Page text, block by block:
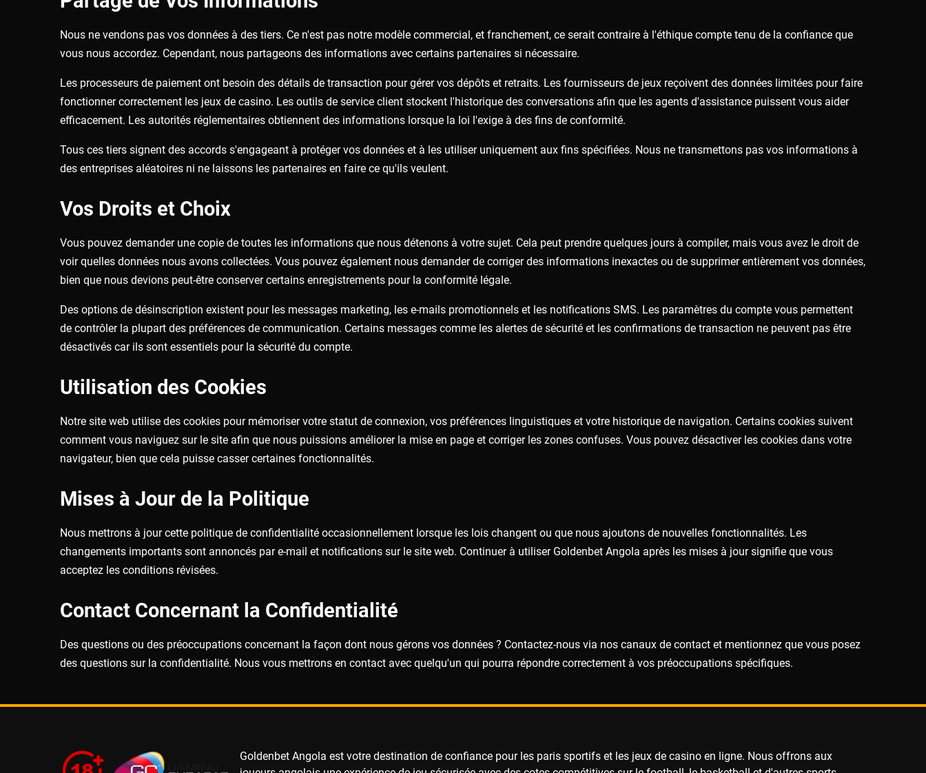
Nous ne vendons pas vos données à des tiers. Ce n'est pas notre modèle commercial, et franchement, ce serait contraire à l'éthique compte tenu de la confiance que
vous nous accordez. Cependant, nous partageons des informations avec certains partenaires si nécessaire.
Les processeurs de paiement ont besoin des détails de transaction pour gérer vos dépôts et retraits. Les fournisseurs de jeux reçoivent des données limitées pour faire
fonctionner correctement les jeux de casino. Les outils de service client stockent l'historique des conversations afin que les agents d'assistance puissent vous aider
efficacement. Les autorités réglementaires obtiennent des informations lorsque la loi l'exige à des fins de conformité.
Tous ces tiers signent des accords s'engageant à protéger vos données et à les utiliser uniquement aux fins spécifiées. Nous ne transmettons pas vos informations à
des entreprises aléatoires ni ne laissons les partenaires en faire ce qu'ils veulent.
Vos Droits et Choix
Vous pouvez demander une copie de toutes les informations que nous détenons à votre sujet. Cela peut prendre quelques jours à compiler, mais vous avez le droit de
voir quelles données nous avons collectées. Vous pouvez également nous demander de corriger des informations inexactes ou de supprimer entièrement vos données,
bien que nous devions peut-être conserver certains enregistrements pour la conformité légale.
Des options de désinscription existent pour les messages marketing, les e-mails promotionnels et les notifications SMS. Les paramètres du compte vous permettent
de contrôler la plupart des préférences de communication. Certains messages comme les alertes de sécurité et les confirmations de transaction ne peuvent pas être
désactivés car ils sont essentiels pour la sécurité du compte.
Utilisation des Cookies
Notre site web utilise des cookies pour mémoriser votre statut de connexion, vos préférences linguistiques et votre historique de navigation. Certains cookies suivent
comment vous naviguez sur le site afin que nous puissions améliorer la mise en page et corriger les zones confuses. Vous pouvez désactiver les cookies dans votre
navigateur, bien que cela puisse casser certaines fonctionnalités.
Mises à Jour de la Politique
Nous mettrons à jour cette politique de confidentialité occasionnellement lorsque les lois changent ou que nous ajoutons de nouvelles fonctionnalités. Les
changements importants sont annoncés par e-mail et notifications sur le site web. Continuer à utiliser Goldenbet Angola après les mises à jour signifie que vous
acceptez les conditions révisées.
Contact Concernant la Confidentialité
Des questions ou des préoccupations concernant la façon dont nous gérons vos données ? Contactez-nous via nos canaux de contact et mentionnez que vous posez
des questions sur la confidentialité. Nous vous mettrons en contact avec quelqu'un qui pourra répondre correctement à vos préoccupations spécifiques.
Goldenbet Angola est votre destination de confiance pour les paris sportifs et les jeux de casino en ligne. Nous offrons aux